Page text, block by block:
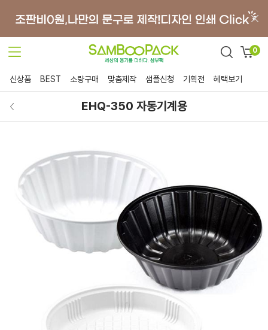
0
신상품 BEST 소량구매 맞춤제작 샘플신청 기획전 혜택보기
EHQ-350 자동기계용